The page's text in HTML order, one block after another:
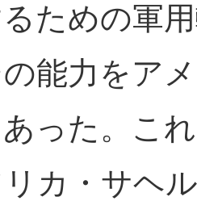
ための軍
能力をア
った。こ
カ・サヘ